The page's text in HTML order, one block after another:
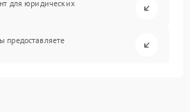
для юридических